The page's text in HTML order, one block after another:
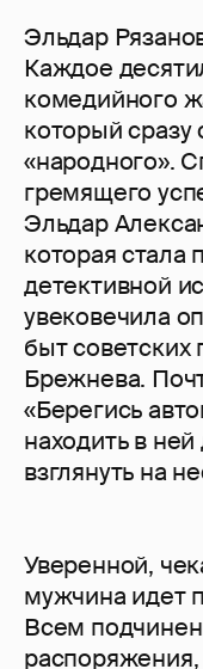
Эльдар
Каждое
комедийного
который сразу
«народного».
гремящего
Эльдар
которая стала
детективной
увековечила
быт советских
Брежнева.
«Берегись
находить в
взглянуть на
Уверенной,
мужчина идет
Всем